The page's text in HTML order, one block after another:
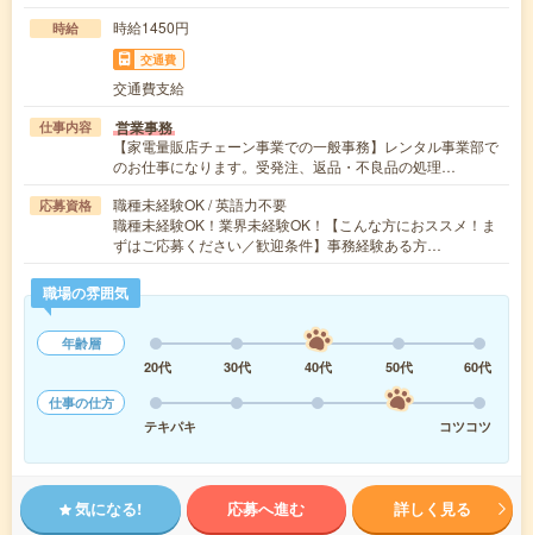
時給 時給1450円
交通費
交通費支給
仕事内容 営業事務
【家電量販店チェーン事業での一般事務】レンタル事業部で
のお仕事になります。受発注、返品・不良品の処理…
応募資格
職種未経験OK / 英語力不要
職種未経験OK！業界未経験OK！【こんな方におススメ！ま
ずはご応募ください／歓迎条件】事務経験ある方…
職場の雰囲気
年齢層
20代
30代 40代 50代
60代
仕事の仕方
テキパキ
コツコツ
気になる! 応募へ進む 詳しく見る